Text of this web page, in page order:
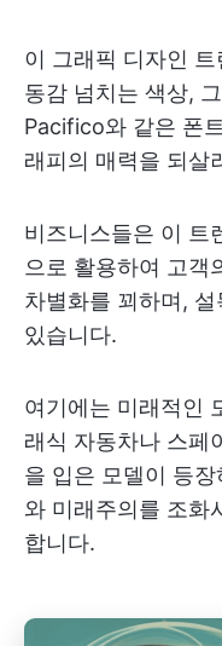
이 그래픽 디자인
동감 넘치는 색상,
Pacifico와 같은 폰
래피의 매력을 되살
비즈니스들은 이 트
으로 활용하여 고객
차별화를 꾀하며,
있습니다.
여기에는 미래적인
래식 자동차나 스페
을 입은 모델이 등
와 미래주의를 조화
합니다.